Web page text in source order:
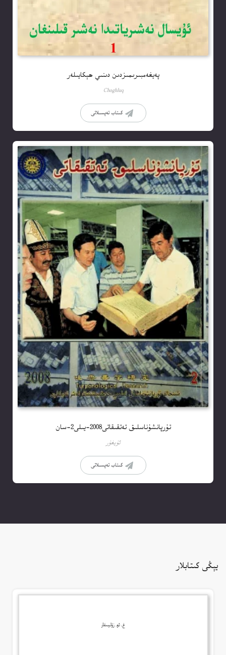
پەيغەمبىرىمىزدىن دىنىي ھېكايىلەر
Choghluq
كىتاب تەپسىلاتى
تۇرپانشۇناسلىق تەتقىقاتى2008-يىلى2-سان
ئۇيغۇر
كىتاب تەپسىلاتى
يېڭى كىتابلار